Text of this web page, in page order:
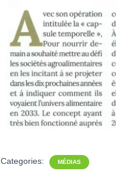
Categories: MÉDIAS